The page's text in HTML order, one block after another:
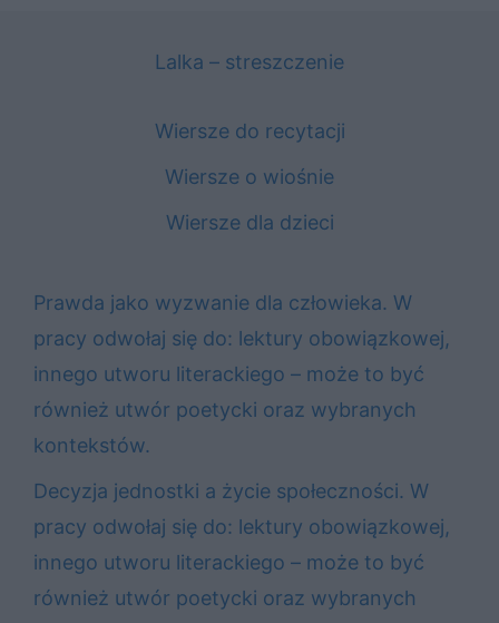
Lalka – streszczenie
Wiersze do recytacji
Wiersze o wiośnie
Wiersze dla dzieci
Prawda jako wyzwanie dla człowieka. W
pracy odwołaj się do: lektury obowiązkowej,
innego utworu literackiego – może to być
również utwór poetycki oraz wybranych
kontekstów.
Decyzja jednostki a życie społeczności. W
pracy odwołaj się do: lektury obowiązkowej,
innego utworu literackiego – może to być
również utwór poetycki oraz wybranych